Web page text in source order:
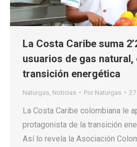
La Costa Caribe suma
usuarios de gas natural,
transición energética
Naturgas Noticias Por Naturgas
La Costa Caribe colombiana le
protagonista de la transición
Así lo revela la Asociación